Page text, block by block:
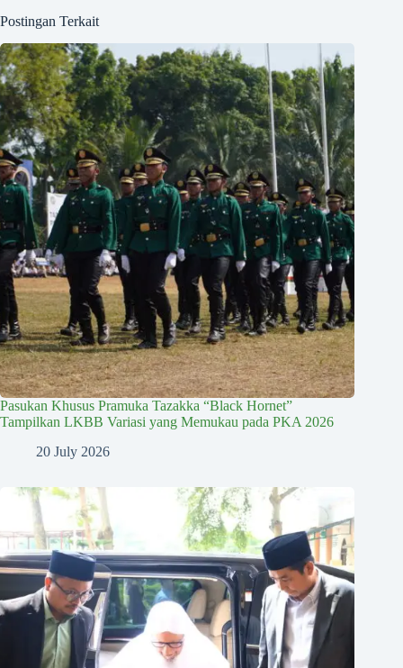
Postingan Terkait
Pasukan Khusus Pramuka Tazakka “Black Hornet”
Tampilkan LKBB Variasi yang Memukau pada PKA 2026
20 July 2026